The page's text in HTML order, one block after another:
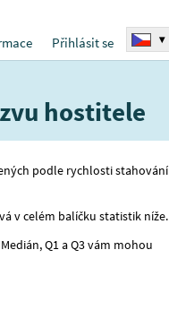
Přihlásit se ▾
hostitele
podle rychlosti stahování
v celém balíčku statistik níže.
Q1 a Q3 vám mohou